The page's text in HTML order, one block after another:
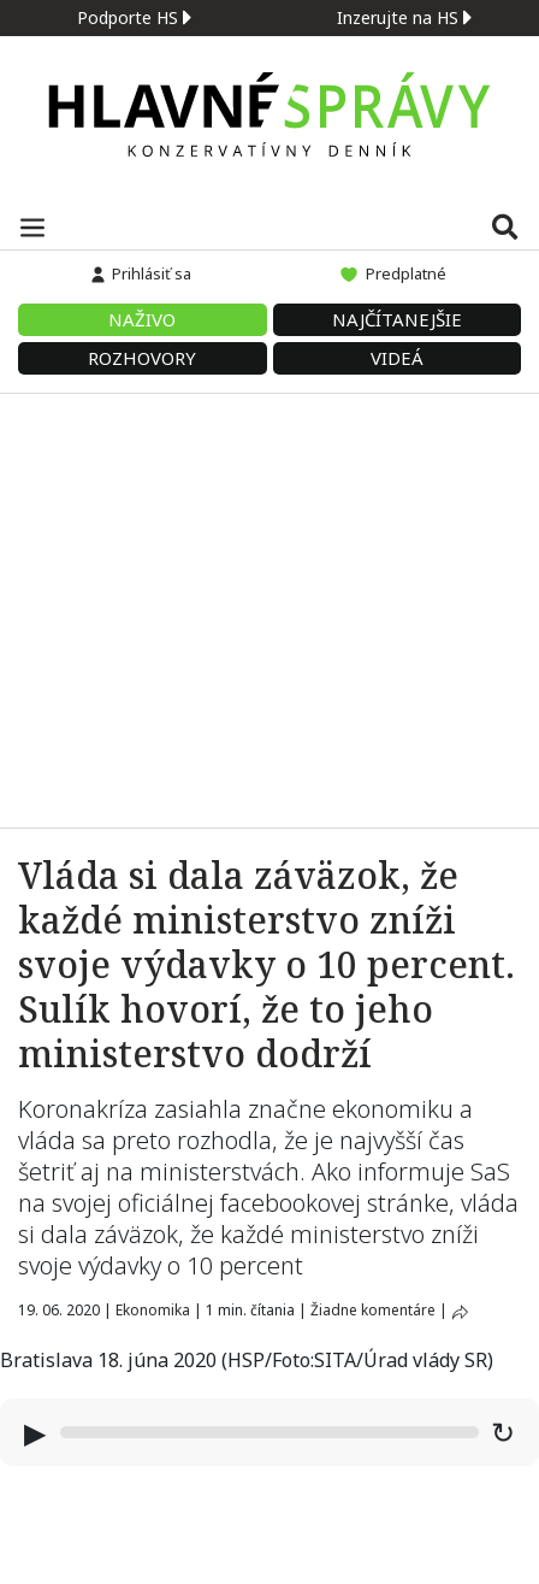
Podporte HS Inzerujte na HS
Prihlásiť sa Predplatné
NAŽIVO
NAJČÍTANEJŠIE
ROZHOVORY
VIDEÁ
Vláda si dala záväzok, že
každé ministerstvo zníži
svoje výdavky o 10 percent.
Sulík hovorí, že to jeho
ministerstvo dodrží
Koronakríza zasiahla značne ekonomiku a
vláda sa preto rozhodla, že je najvyšší čas
šetriť aj na ministerstvách. Ako informuje SaS
na svojej oficiálnej facebookovej stránke, vláda
si dala záväzok, že každé ministerstvo zníži
svoje výdavky o 10 percent
19. 06. 2020 | Ekonomika | 1 min. čítania | Žiadne komentáre |
Bratislava 18. júna 2020 (HSP/Foto:SITA/Úrad vlády SR)
▶ ↻